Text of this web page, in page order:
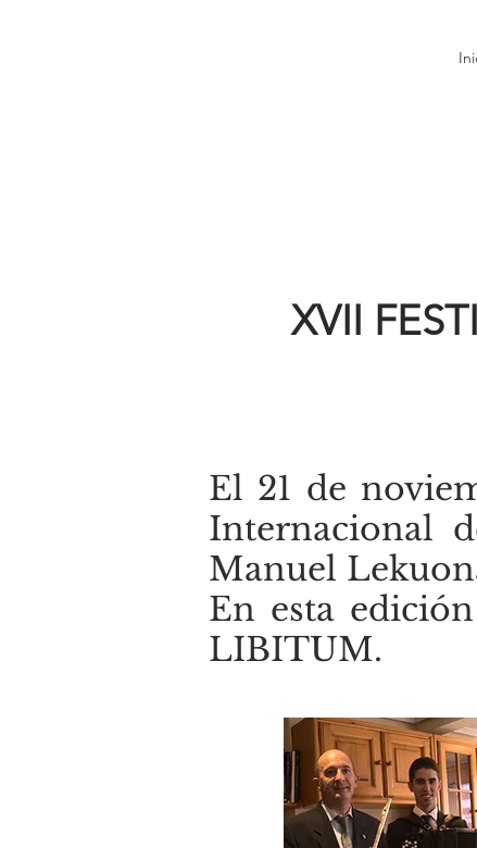
XVII
El 21 de
Internacional
Manuel
En esta
LIBITUM.